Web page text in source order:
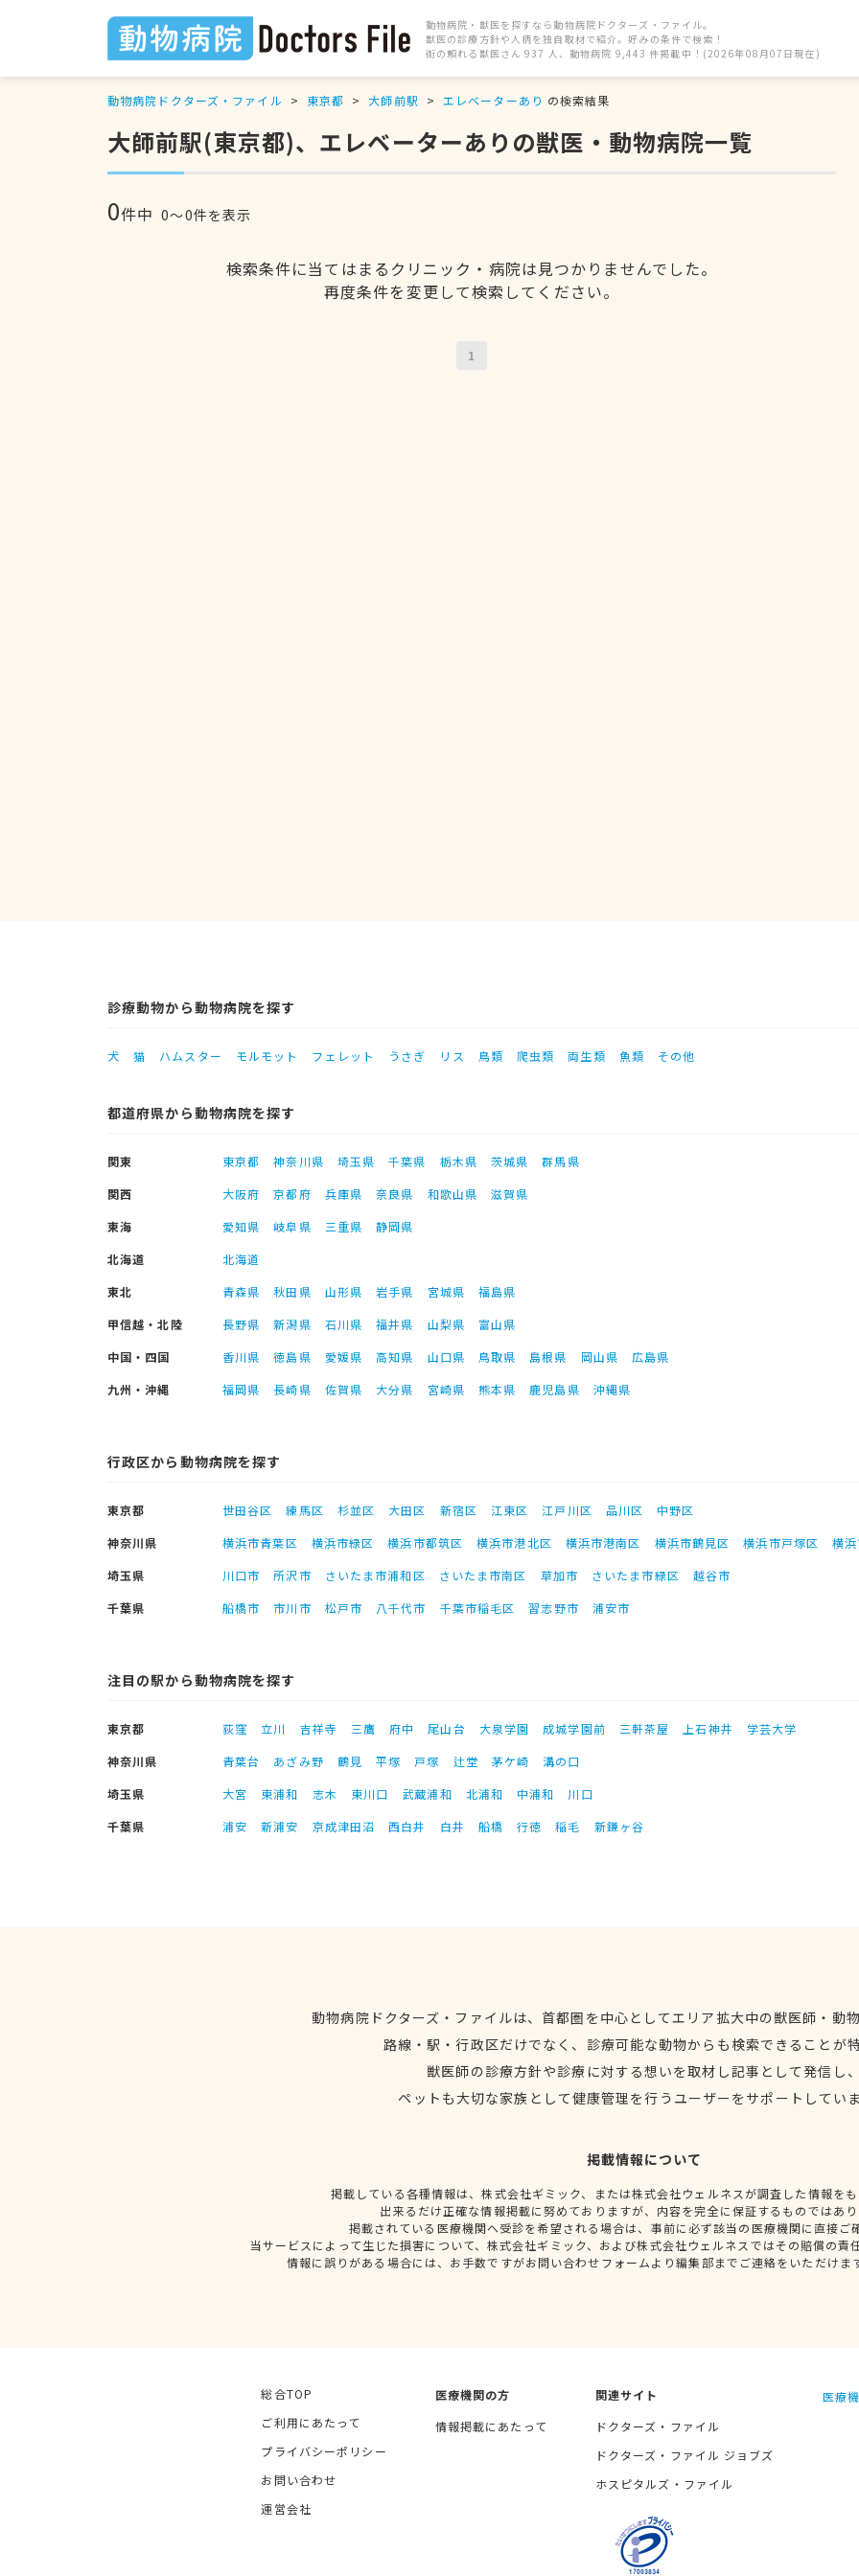
動物病院・獣医を探すなら動物病院ドクターズ・ファイル。
獣医の診療方針や人柄を独自取材で紹介。好みの条件で検索！
街の頼れる獣医さん 937 人、動物病院 9,443 件掲載中！(2026年08月07日現在)
動物病院ドクターズ・ファイル 東京都 大師前駅 エレベーターあり の検索結果
大師前駅(東京都)、エレベーターありの獣医・動物病院一覧
0件中 0〜0件を表示
検索条件に当てはまるクリニック・病院は見つかりませんでした。
再度条件を変更して検索してください。
1
診療動物から動物病院を探す
犬 猫 ハムスター モルモット フェレット うさぎ リス 鳥類 爬虫類 両生類 魚類 その他
都道府県から動物病院を探す
関東 東京都 神奈川県 埼玉県 千葉県 栃木県 茨城県
群馬県
関西
大阪府 京都府 兵庫県 奈良県 和歌山県
滋賀県
東海
愛知県 岐阜県 三重県
静岡県
北海道
北海道
東北
青森県 秋田県 山形県 岩手県 宮城県
福島県
甲信越・北陸
長野県 新潟県 石川県 福井県 山梨県
富山県
中国・四国
香川県 徳島県 愛媛県 高知県 山口県 鳥取県 島根県 岡山県
広島県
九州・沖縄
福岡県 長崎県 佐賀県 大分県 宮崎県 熊本県 鹿児島県 沖縄県
行政区から動物病院を探す
東京都 世田谷区 練馬区 杉並区 大田区 新宿区 江東区 江戸川区 品川区
中野区
神奈川県
横浜市青葉区 横浜市緑区 横浜市都筑区 横浜市港北区 横浜市港南区 横浜市鶴見区 横浜市戸塚区
横
埼玉県
川口市 所沢市 さいたま市浦和区 さいたま市南区 草加市 さいたま市緑区
越谷市
千葉県
船橋市 市川市 松戸市 八千代市 千葉市稲毛区 習志野市 浦安市
注目の駅から動物病院を探す
東京都 荻窪 立川 吉祥寺 三鷹 府中 尾山台 大泉学園 成城学園前 三軒茶屋 上石神井
学芸大学
神奈川県
青葉台 あざみ野 鶴見 平塚 戸塚 辻堂 茅ケ崎
溝の口
埼玉県
大宮 東浦和 志木 東川口 武蔵浦和 北浦和 中浦和
川口
千葉県
浦安 新浦安 京成津田沼 西白井 白井 船橋 行徳 稲毛 新鎌ヶ谷
動物病院ドクターズ・ファイルは、首都圏を中心としてエリア拡大中の獣医師・動
路線・駅・行政区だけでなく、診療可能な動物からも検索できることが
獣医師の診療方針や診療に対する想いを取材し記事として発信し
ペットも大切な家族として健康管理を行うユーザーをサポートしてい
掲載情報について
掲載している各種情報は、株式会社ギミック、または株式会社ウェルネスが調査した情報を
出来るだけ正確な情報掲載に努めておりますが、内容を完全に保証するものではあ
掲載されている医療機関へ受診を希望される場合は、事前に必ず該当の医療機関に直接ご
当サービスによって生じた損害について、株式会社ギミック、および株式会社ウェルネスではその賠償の責
情報に誤りがある場合には、お手数ですがお問い合わせフォームより編集部までご連絡をいただけま
総合TOP
ご利用にあたって
プライバシーポリシー
お問い合わせ
運営会社
医療機関の方
情報掲載にあたって
関連サイト
ドクターズ・ファイル
ドクターズ・ファイル ジョブズ
ホスピタルズ・ファイル
医療